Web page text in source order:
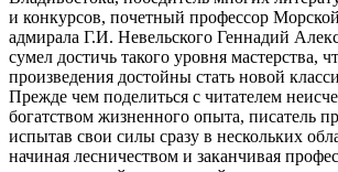
и конкурсов, почетный профессор
адмирала Г.И. Невельского Геннадий
сумел достичь такого уровня мастерства,
произведения достойны стать новой
Прежде чем поделиться с читателем
богатством жизненного опыта, писатель
испытав свои силы сразу в нескольких
начиная лесничеством и заканчивая